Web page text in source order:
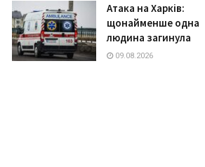
Атака на Харків:
щонайменше одна
людина загинула
09.08.2026